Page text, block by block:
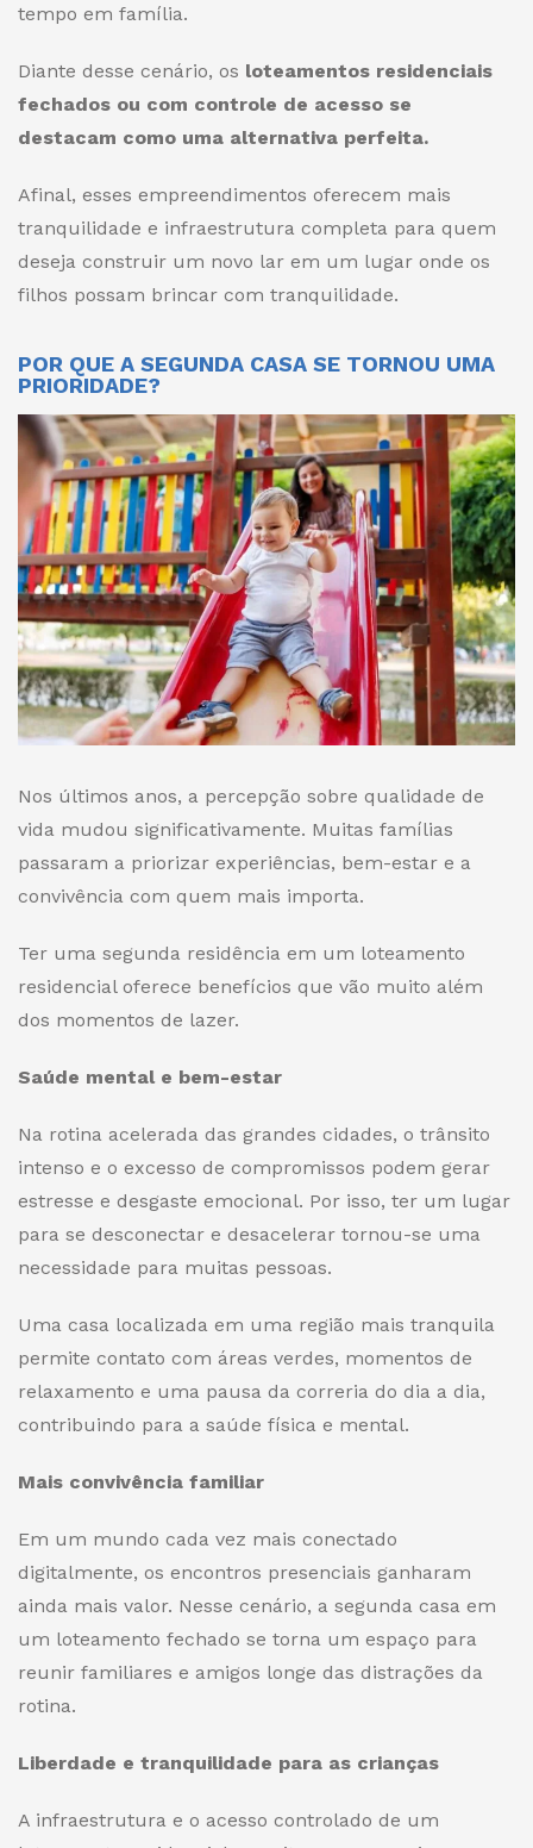
tempo em família.
Diante desse cenário, os loteamentos residenciais
fechados ou com controle de acesso se
destacam como uma alternativa perfeita.
Afinal, esses empreendimentos oferecem mais
tranquilidade e infraestrutura completa para quem
deseja construir um novo lar em um lugar onde os
filhos possam brincar com tranquilidade.
POR QUE A SEGUNDA CASA SE TORNOU UMA
PRIORIDADE?
Nos últimos anos, a percepção sobre qualidade de
vida mudou significativamente. Muitas famílias
passaram a priorizar experiências, bem-estar e a
convivência com quem mais importa.
Ter uma segunda residência em um loteamento
residencial oferece benefícios que vão muito além
dos momentos de lazer.
Saúde mental e bem-estar
Na rotina acelerada das grandes cidades, o trânsito
intenso e o excesso de compromissos podem gerar
estresse e desgaste emocional. Por isso, ter um lugar
para se desconectar e desacelerar tornou-se uma
necessidade para muitas pessoas.
Uma casa localizada em uma região mais tranquila
permite contato com áreas verdes, momentos de
relaxamento e uma pausa da correria do dia a dia,
contribuindo para a saúde física e mental.
Mais convivência familiar
Em um mundo cada vez mais conectado
digitalmente, os encontros presenciais ganharam
ainda mais valor. Nesse cenário, a segunda casa em
um loteamento fechado se torna um espaço para
reunir familiares e amigos longe das distrações da
rotina.
Liberdade e tranquilidade para as crianças
A infraestrutura e o acesso controlado de um